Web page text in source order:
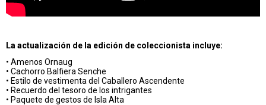
La actualización de la edición de coleccionista incluye:
• Amenos Ornaug
• Cachorro Balfiera Senche
• Estilo de vestimenta del Caballero Ascendente
• Recuerdo del tesoro de los intrigantes
• Paquete de gestos de Isla Alta